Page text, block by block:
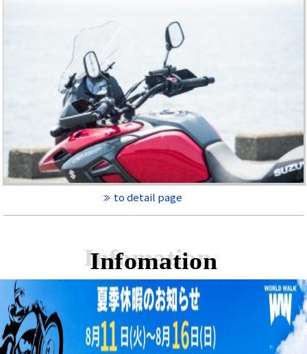
to detail page
Infomation